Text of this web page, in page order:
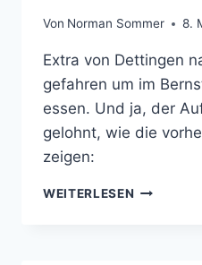
Von Norman Sommer 8.
Extra von Dettingen
gefahren um im
essen. Und ja, der
gelohnt, wie die
zeigen:
WEITERLESEN ENDLICH